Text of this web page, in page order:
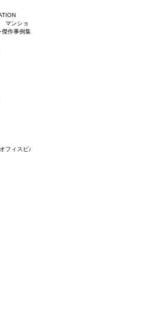
マンショ
傑作事例集
フィスビル